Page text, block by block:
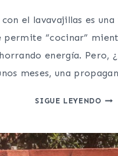
el lavavajillas es
permite “cocinar”
energía. Pero,
meses, una
SIGUE LEYENDO